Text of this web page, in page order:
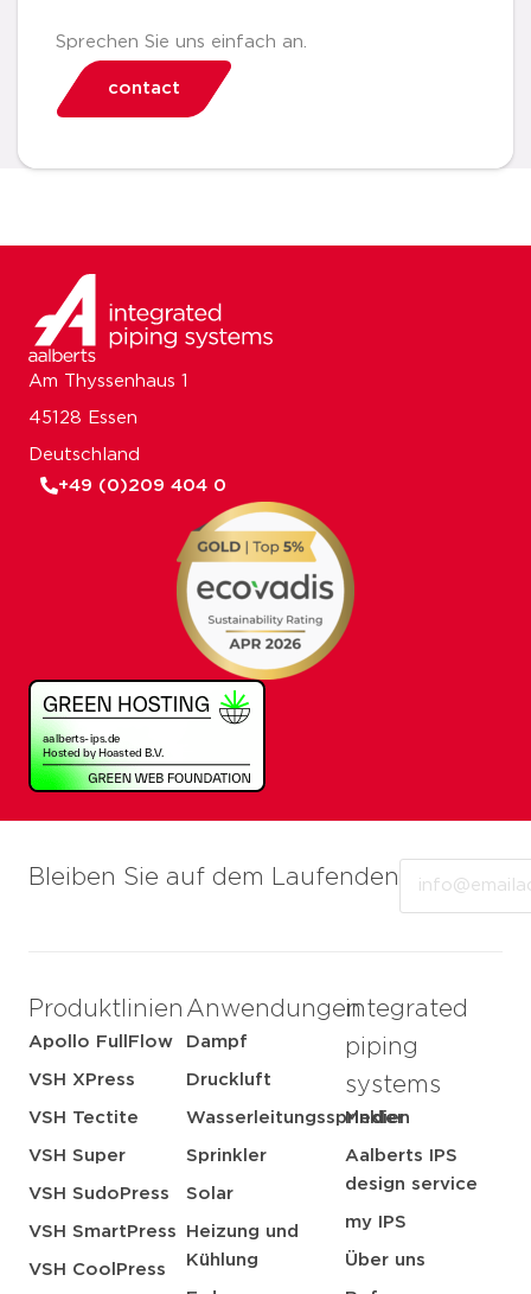
Sprechen Sie uns einfach an.
contact
Bleiben Sie auf dem Laufenden
Produktlinien
Apollo FullFlow
VSH XPress
VSH Tectite
VSH Super
VSH SudoPress
VSH SmartPress
VSH CoolPress
Anwendungen
Dampf
Druckluft
Wasserleitungssprinkler
Sprinkler
Solar
Heizung und
Kühlung
integrated
piping
systems
Medien
Aalberts IPS
design service
my IPS
Über uns
Am Thyssenhaus 1
45128 Essen
Deutschland
+49 (0)209 404 0